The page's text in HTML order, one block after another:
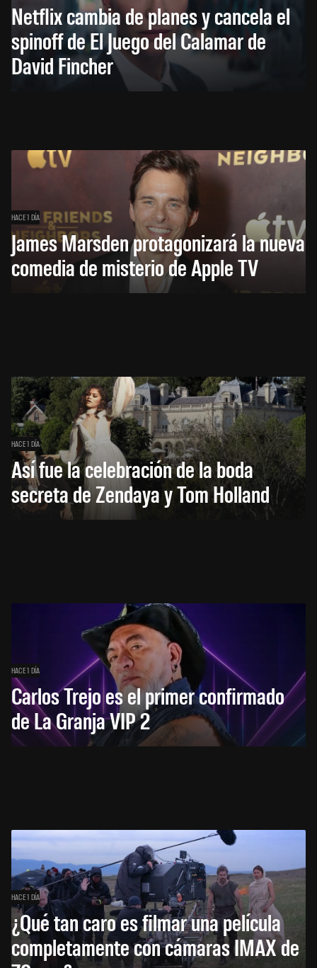
Netflix cambia de planes y cancela el
spinoff de El Juego del Calamar de
David Fincher
HACE 1 DÍA
James Marsden protagonizará la nueva
comedia de misterio de Apple TV
HACE 1 DÍA
Así fue la celebración de la boda
secreta de Zendaya y Tom Holland
HACE 1 DÍA
Carlos Trejo es el primer confirmado
de La Granja VIP 2
HACE 1 DÍA
¿Qué tan caro es filmar una película
completamente con cámaras IMAX de